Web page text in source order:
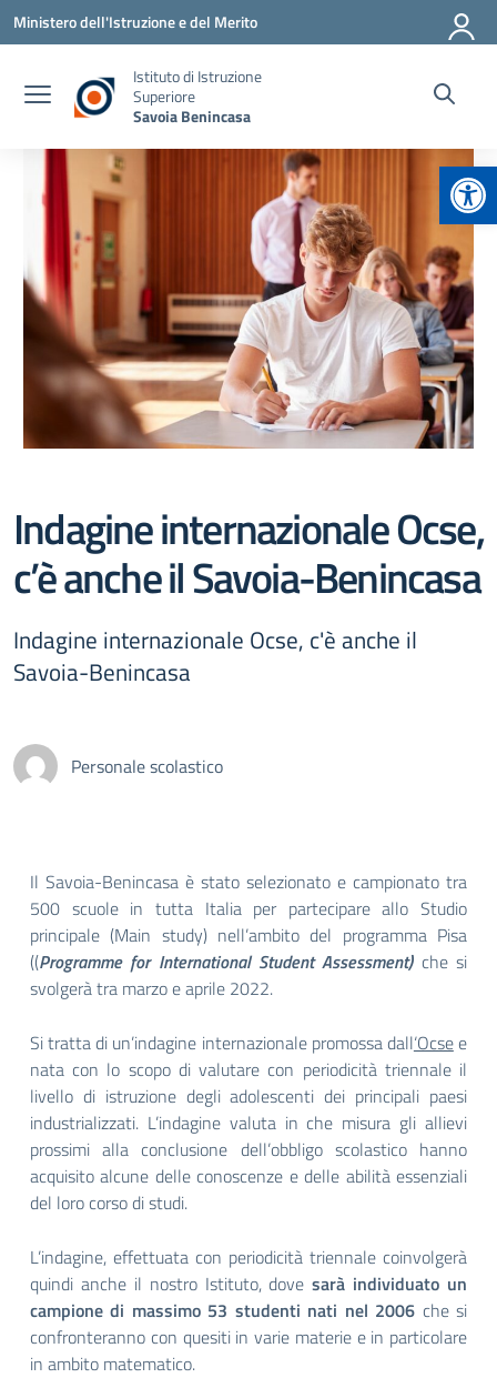
Vai ai contenuti
Vai al menu di navigazione
Vai al footer
Ministero dell'Istruzione e del Merito
Istituto di Istruzione
Superiore
Savoia Benincasa
Indagine internazionale Ocse,
c’è anche il Savoia-Benincasa
Indagine internazionale Ocse, c'è anche il
Savoia-Benincasa
Personale scolastico
Il Savoia-Benincasa è stato selezionato e campionato tra
500 scuole in tutta Italia per partecipare allo Studio
principale (Main study) nell’ambito del programma Pisa
((Programme for International Student Assessment)che si
svolgerà tra marzo e aprile 2022.
Si tratta di un’indagine internazionale promossa dall‘Ocsee
nata con lo scopo di valutare con periodicità triennale il
livello di istruzione degli adolescenti dei principali paesi
industrializzati. L’indagine valuta in che misura gli allievi
prossimi alla conclusione dell’obbligo scolastico hanno
acquisito alcune delle conoscenze e delle abilità essenziali
del loro corso di studi.
L’indagine, effettuata con periodicità triennale coinvolgerà
quindi anche il nostro Istituto, dovesarà individuato un
campione di massimo 53 studenti nati nel 2006 che si
confronteranno con quesiti in varie materie e in particolare
in ambito matematico.